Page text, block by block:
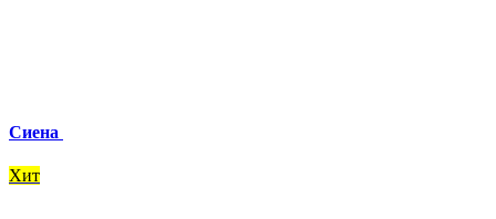
Сиена
Хит